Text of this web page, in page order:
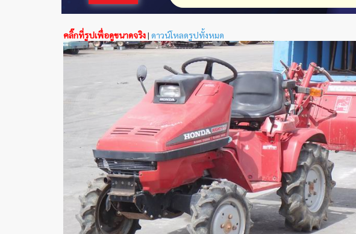
คลิ๊กที่รูปเพื่อดูขนาดจริง| ดาวน์โหลดรูปทั้งหมด